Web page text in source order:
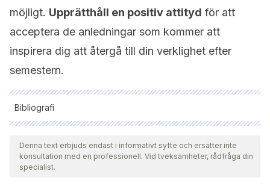
möjligt. Upprätthåll en positiv attityd för att
acceptera de anledningar som kommer att
inspirera dig att återgå till din verklighet efter
semestern.
Bibliografi
Samtliga citerade källor har granskats noggrant av vårt team
för att säkerställa deras kvalitet, tillförlitlighet, aktualitet och
giltighet. Bibliografin för denna artikel ansågs vara tillförlitlig
Denna text erbjuds endast i informativt syfte och ersätter inte
konsultation med en professionell. Vid tveksamheter, rådfråga din
specialist.